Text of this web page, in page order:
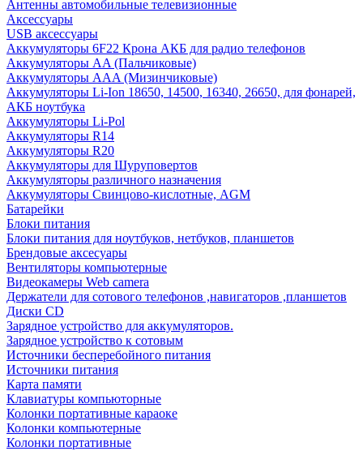
Антенны автомобильные телевизионные
Аксессуары
USB аксессуары
Аккумуляторы 6F22 Крона АКБ для радио телефонов
Аккумуляторы AA (Пальчиковые)
Аккумуляторы AAA (Мизинчиковые)
Аккумуляторы Li-Ion 18650, 14500, 16340, 26650, для фонарей,
АКБ ноутбука
Аккумуляторы Li-Pol
Аккумуляторы R14
Аккумуляторы R20
Аккумуляторы для Шуруповертов
Аккумуляторы различного назначения
Аккумуляторы Свинцово-кислотные, AGM
Батарейки
Блоки питания
Блоки питания для ноутбуков, нетбуков, планшетов
Брендовые аксесуары
Вентиляторы компьютерные
Видеокамеры Web camera
Держатели для сотового телефонов ,навигаторов ,планшетов
Диски CD
Зарядное устройство для аккумуляторов.
Зарядное устройство к сотовым
Источники бесперебойного питания
Источники питания
Карта памяти
Клавиатуры компьюторные
Колонки портативные караоке
Колонки компьютерные
Колонки портативные